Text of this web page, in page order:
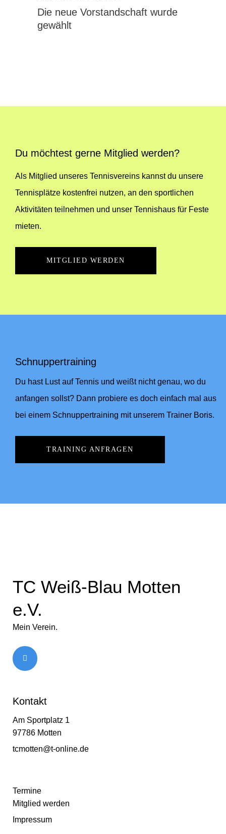
Die neue Vorstandschaft wurde
gewählt
Du möchtest gerne Mitglied werden?
Als Mitglied unseres Tennisvereins kannst du unsere
Tennisplätze kostenfrei nutzen, an den sportlichen
Aktivitäten teilnehmen und unser Tennishaus für Feste
mieten.
MITGLIED WERDEN
Schnuppertraining
Du hast Lust auf Tennis und weißt nicht genau, wo du
anfangen sollst? Dann probiere es doch einfach mal aus
bei einem Schnuppertraining mit unserem Trainer Boris.
TRAINING ANFRAGEN
TC Weiß-Blau Motten
e.V.
Mein Verein.
Kontakt
Am Sportplatz 1
97786 Motten
tcmotten@t-online.de
Termine
Mitglied werden
Impressum